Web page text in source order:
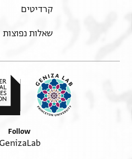
קרדיטים
שאלות נפוצות
Follow
GenizaLab